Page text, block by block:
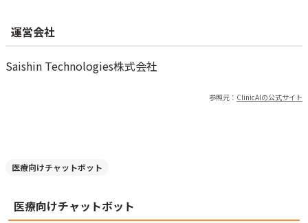
運営会社
Saishin Technologies株式会社
参照元： ClinicAIの公式サイト
医療向けチャットボット
医療向けチャットボット